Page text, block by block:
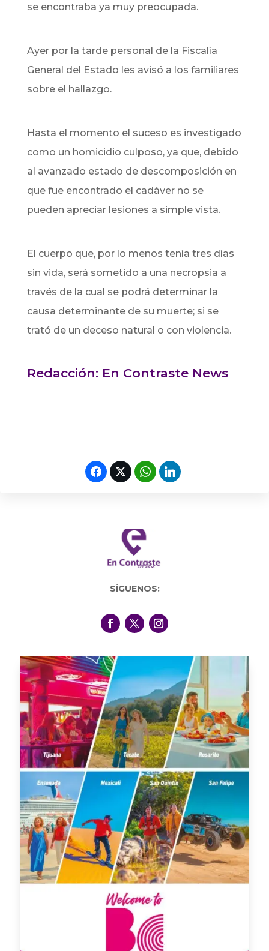
se encontraba ya muy preocupada.
Ayer por la tarde personal de la Fiscalía
General del Estado les avisó a los familiares
sobre el hallazgo.
Hasta el momento el suceso es investigado
como un homicidio culposo, ya que, debido
al avanzado estado de descomposición en
que fue encontrado el cadáver no se
pueden apreciar lesiones a simple vista.
El cuerpo que, por lo menos tenía tres días
sin vida, será sometido a una necropsia a
través de la cual se podrá determinar la
causa determinante de su muerte; si se
trató de un deceso natural o con violencia.
Redacción: En Contraste News
SÍGUENOS: